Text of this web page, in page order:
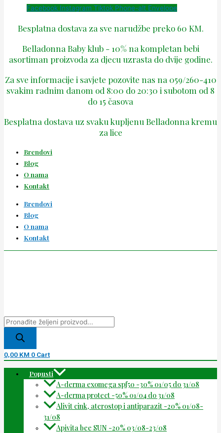
Facebook Instagram Tiktok Phone-alt Envelope
Besplatna dostava za sve narudžbe preko 60 KM.
Belladonna Baby klub - 10% na kompletan bebi
asortiman proizvoda za djecu uzrasta do dvije godine.
Za sve informacije i savjete pozovite nas na 059/260-410
svakim radnim danom od 8:00 do 20:30 i subotom od 8
do 15 časova
Besplatna dostava uz svaku kupljenu Belladonna kremu
za lice
Brendovi
Blog
O nama
Kontakt
Brendovi
Blog
O nama
Kontakt
0,00 KM 0 Cart
Popusti
A-derma exomega spf50 -30% 01/05 do 31/08
A-derma protect -50% 01/04 do 31/08
Alivit cink, aterostop i antiparazit -20% 01/08-
31/08
Apivita bee SUN -20% 03/08-23/08